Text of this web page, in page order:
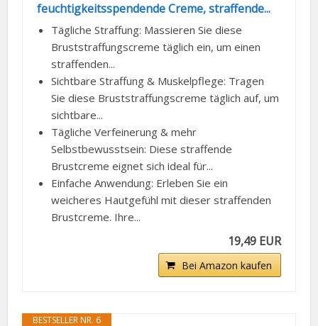
feuchtigkeitsspendende Creme, straffende...
Tägliche Straffung: Massieren Sie diese
Bruststraffungscreme täglich ein, um einen
straffenden...
Sichtbare Straffung & Muskelpflege: Tragen
Sie diese Bruststraffungscreme täglich auf, um
sichtbare...
Tägliche Verfeinerung & mehr
Selbstbewusstsein: Diese straffende
Brustcreme eignet sich ideal für...
Einfache Anwendung: Erleben Sie ein
weicheres Hautgefühl mit dieser straffenden
Brustcreme. Ihre...
19,49 EUR
Bei Amazon kaufen
BESTSELLER NR. 6